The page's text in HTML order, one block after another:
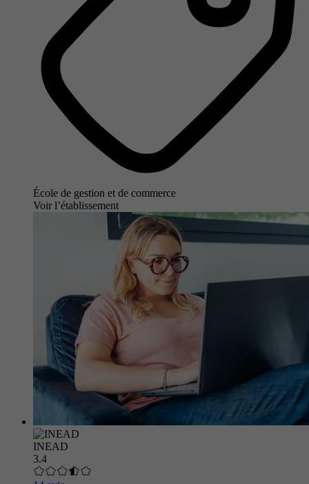
École de gestion et de commerce
Voir l’établissement
INEAD
3.4